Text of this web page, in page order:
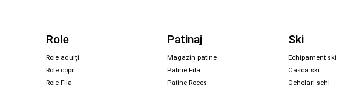
Role
Role adulți
Role copii
Role Fila
Patinaj
Magazin patine
Patine Fila
Patine Roces
Ski
Echipament ski
Cască ski
Ochelari schi